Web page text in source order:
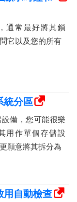
通常最好將其鎖
它以及您的所有
統分區
備，您可能很樂
用作單個存儲設
願意將其拆分為
自動檢查